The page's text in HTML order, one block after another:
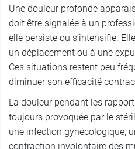
Une douleur profonde
doit être signalée à un
elle persiste ou s’intensifie.
un déplacement ou à une
Ces situations restent peu
diminuer son efficacité
La douleur pendant les
toujours provoquée par le
une infection gynécologique,
contraction involontaire des